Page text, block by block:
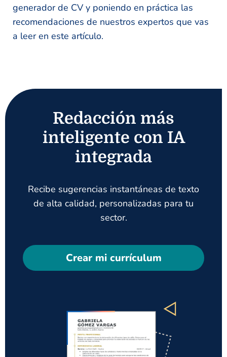
generador de CV y poniendo en práctica las
recomendaciones de nuestros expertos que vas
a leer en este artículo.
Redacción más
inteligente con IA
integrada
Recibe sugerencias instantáneas de texto
de alta calidad, personalizadas para tu
sector.
Crear mi currículum